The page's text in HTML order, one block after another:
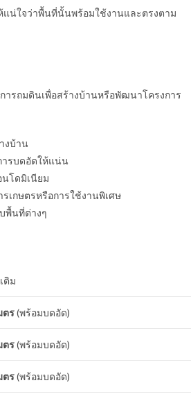
แน่ใจว่าพื้นที่นั้นพร้อมใช้งานและตรงตาม
ารถมดินเพื่อสร้างบ้านหรือพัฒนาโครงการ
งบ้าน
ารบดอัดให้แน่น
โดมิเนียม
เกษตรหรือการใช้งานพิเศษ
พื้นที่ต่างๆ
ติม
ตร(พร้อมบดอัด)
ตร(พร้อมบดอัด)
ตร(พร้อมบดอัด)